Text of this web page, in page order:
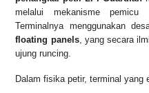
melalui mekanisme pemicu
Terminalnya menggunakan
floating panels, yang secara
ujung runcing.
Dalam fisika petir, terminal yang